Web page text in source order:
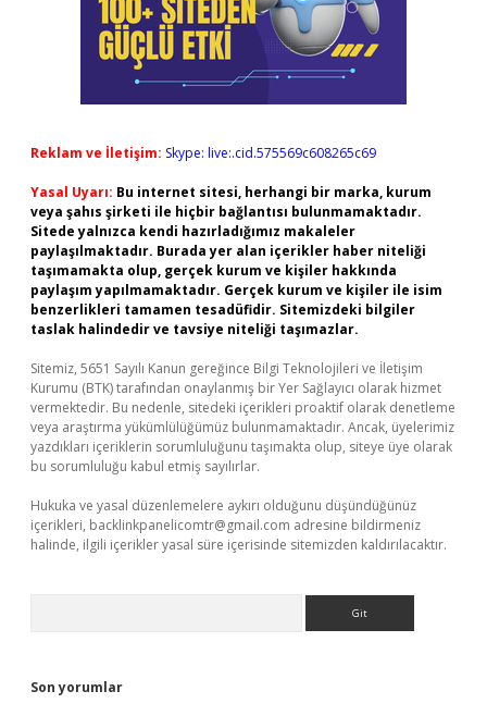
Reklam ve İletişim: Skype: live:.cid.575569c608265c69
Yasal Uyarı: Bu internet sitesi, herhangi bir marka, kurum
veya şahıs şirketi ile hiçbir bağlantısı bulunmamaktadır.
Sitede yalnızca kendi hazırladığımız makaleler
paylaşılmaktadır. Burada yer alan içerikler haber niteliği
taşımamakta olup, gerçek kurum ve kişiler hakkında
paylaşım yapılmamaktadır. Gerçek kurum ve kişiler ile isim
benzerlikleri tamamen tesadüfidir. Sitemizdeki bilgiler
taslak halindedir ve tavsiye niteliği taşımazlar.
Sitemiz, 5651 Sayılı Kanun gereğince Bilgi Teknolojileri ve İletişim
Kurumu (BTK) tarafından onaylanmış bir Yer Sağlayıcı olarak hizmet
vermektedir. Bu nedenle, sitedeki içerikleri proaktif olarak denetleme
veya araştırma yükümlülüğümüz bulunmamaktadır. Ancak, üyelerimiz
yazdıkları içeriklerin sorumluluğunu taşımakta olup, siteye üye olarak
bu sorumluluğu kabul etmiş sayılırlar.
Hukuka ve yasal düzenlemelere aykırı olduğunu düşündüğünüz
içerikleri, backlinkpanelicomtr@gmail.com adresine bildirmeniz
halinde, ilgili içerikler yasal süre içerisinde sitemizden kaldırılacaktır.
Son yorumlar